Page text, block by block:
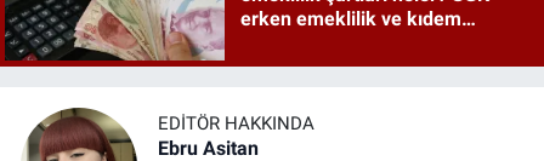
erken emeklilik ve kıdem
EDITÖR HAKKINDA
Ebru Asitan